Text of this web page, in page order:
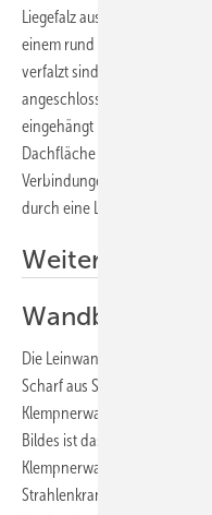
Liegefalz ausgeführt. Der
einem rund geführten
verfalzt sind. Dach und
angeschlossen, in die am
eingehängt ist. Der
Dachfläche wurde mit einer
Verbindungen der
durch eine Leiste hergestellt.
Weitere
Wandbild mit
Die Leinwand des Klempners
Scharf aus Schwäbisch Hall
Klempnerwandbild mit
Bildes ist das von Hand in
Klempnerwappen. Um dieses
Strahlenkranz eine